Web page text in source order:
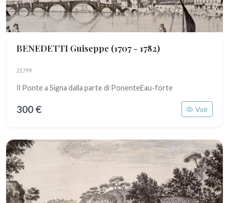
BENEDETTI Guiseppe (1707 - 1782)
21799
Il Ponte a Signa dalla parte di PonenteEau-forte
300 € Voir